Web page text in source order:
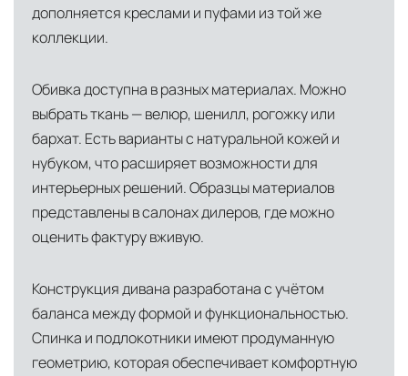
дополняется креслами и пуфами из той же
коллекции.
Обивка доступна в разных материалах. Можно
выбрать ткань — велюр, шенилл, рогожку или
бархат. Есть варианты с натуральной кожей и
нубуком, что расширяет возможности для
интерьерных решений. Образцы материалов
представлены в салонах дилеров, где можно
оценить фактуру вживую.
Конструкция дивана разработана с учётом
баланса между формой и функциональностью.
Спинка и подлокотники имеют продуманную
геометрию, которая обеспечивает комфортную